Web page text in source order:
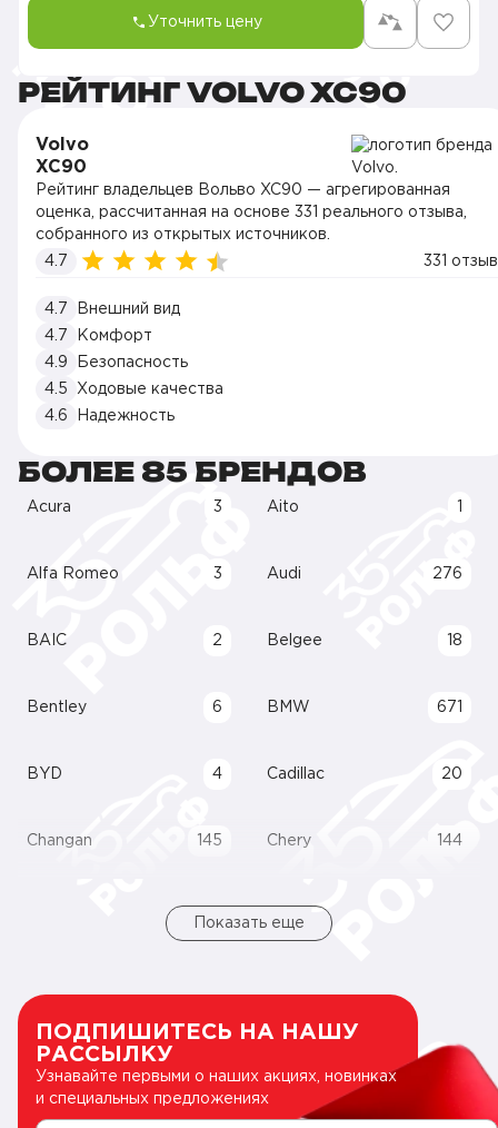
Уточнить цену
РЕЙТИНГ VOLVO XC90
Volvo
XC90
Рейтинг владельцев Вольво XC90 — агрегированная
оценка, рассчитанная на основе 331 реального отзыва,
собранного из открытых источников.
4.7
331 отзыв
4.7
Внешний вид
4.7
Комфорт
4.9
Безопасность
4.5
Ходовые качества
4.6
Надежность
БОЛЕЕ 85 БРЕНДОВ
Acura 3 Aito
Alfa Romeo 3 Audi 276
BAIC 2 Belgee 18
Bentley 6 BMW 671
BYD 4 Cadillac 20
Changan 145 Chery 144
Показать еще
ПОДПИШИТЕСЬ НА НАШУ
РАССЫЛКУ
Узнавайте первыми о наших акциях, новинках
и специальных предложениях